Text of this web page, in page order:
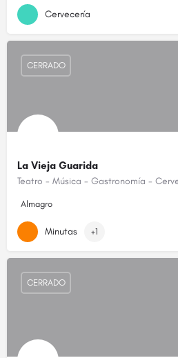
Cervecería
La Vieja Guarida
Teatro - Música - Gastronomía -
Almagro
CERRADO
Minutas +1
CERRADO